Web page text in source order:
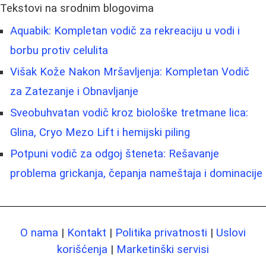
Tekstovi na srodnim blogovima
Aquabik: Kompletan vodič za rekreaciju u vodi i
borbu protiv celulita
Višak Kože Nakon Mršavljenja: Kompletan Vodič
za Zatezanje i Obnavljanje
Sveobuhvatan vodič kroz biološke tretmane lica:
Glina, Cryo Mezo Lift i hemijski piling
Potpuni vodič za odgoj šteneta: Rešavanje
problema grickanja, čepanja nameštaja i dominacije
O nama | Kontakt | Politika privatnosti | Uslovi
korišćenja | Marketinški servisi